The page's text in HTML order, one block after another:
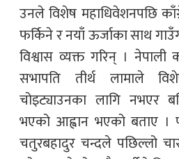
उनले विशेष महाधिवेशनपछि
फर्किने र नयाँ ऊर्जाका साथ
विश्वास व्यक्त गरिन् । नेपाली
सभापति तीर्थ लामाले
चोइट्याउनका लागि नभएर
भएको आह्वान भएको बताए ।
चतुरबहादुर चन्दले पछिल्लो